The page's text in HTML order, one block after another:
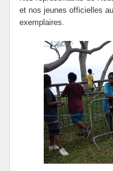
et nos jeunes officielles
exemplaires.